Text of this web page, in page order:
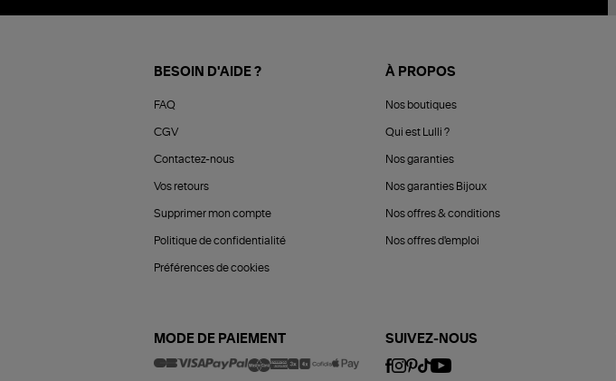
BESOIN D'AIDE ?
FAQ
CGV
Contactez-nous
Vos retours
Supprimer mon compte
Politique de confidentialité
Préférences de cookies
À PROPOS
Nos boutiques
Qui est Lulli ?
Nos garanties
Nos garanties Bijoux
Nos offres & conditions
Nos offres d'emploi
MODE DE PAIEMENT SUIVEZ-NOUS